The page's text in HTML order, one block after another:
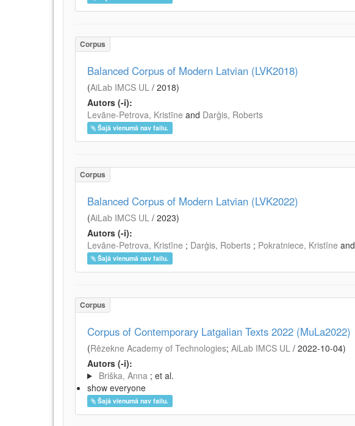
Corpus
Balanced Corpus of Modern Latvian (LVK2018)
(AiLab IMCS UL / 2018)
Autors (-i):
Levāne-Petrova, Kristīne and Darģis, Roberts
Šajā vienumā nav failu.
Corpus
Balanced Corpus of Modern Latvian (LVK2022)
(AiLab IMCS UL / 2023)
Autors (-i):
Levāne-Petrova, Kristīne ; Darģis, Roberts ; Pokratniece, Kristīne and
Šajā vienumā nav failu.
Corpus
Corpus of Contemporary Latgalian Texts 2022 (MuLa2022)
(Rēzekne Academy of Technologies; AiLab IMCS UL / 2022-10-04)
Autors (-i):
Briška, Anna ; et al.
show everyone
Šajā vienumā nav failu.